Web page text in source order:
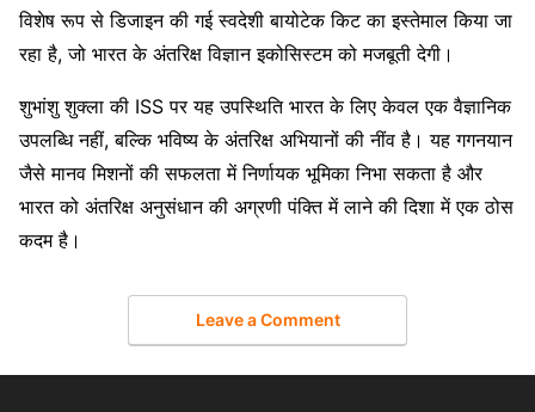
विशेष रूप से डिजाइन की गई स्वदेशी बायोटेक किट का इस्तेमाल किया जा
रहा है, जो भारत के अंतरिक्ष विज्ञान इकोसिस्टम को मजबूती देगी।
शुभांशु शुक्ला की ISS पर यह उपस्थिति भारत के लिए केवल एक वैज्ञानिक
उपलब्धि नहीं, बल्कि भविष्य के अंतरिक्ष अभियानों की नींव है। यह गगनयान
जैसे मानव मिशनों की सफलता में निर्णायक भूमिका निभा सकता है और
भारत को अंतरिक्ष अनुसंधान की अग्रणी पंक्ति में लाने की दिशा में एक ठोस
कदम है।
Leave a Comment